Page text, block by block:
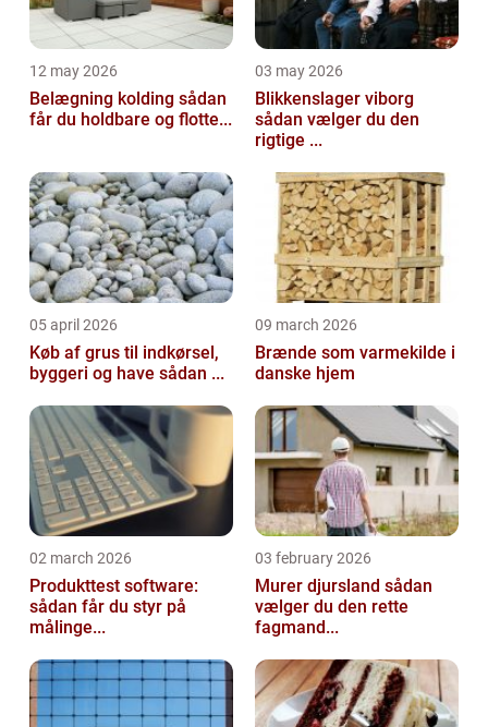
12 may 2026
Belægning kolding sådan
får du holdbare og flotte...
03 may 2026
Blikkenslager viborg
sådan vælger du den
rigtige ...
05 april 2026
Køb af grus til indkørsel,
byggeri og have sådan ...
09 march 2026
Brænde som varmekilde i
danske hjem
02 march 2026
Produkttest software:
sådan får du styr på
målinge...
03 february 2026
Murer djursland sådan
vælger du den rette
fagmand...